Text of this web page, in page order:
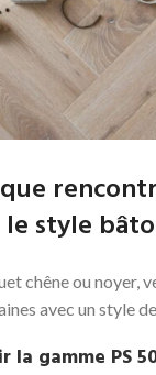
style
chêne ou noyer,
avec un style
la gamme PS